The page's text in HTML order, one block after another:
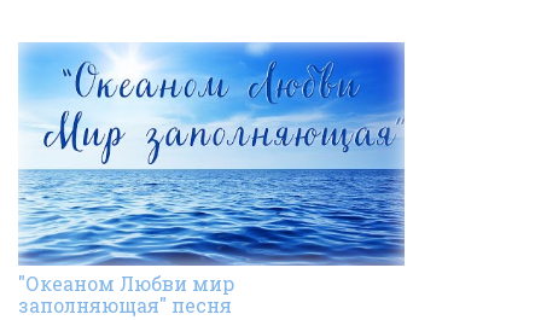
"Океаном Любви мир
заполняющая" песня